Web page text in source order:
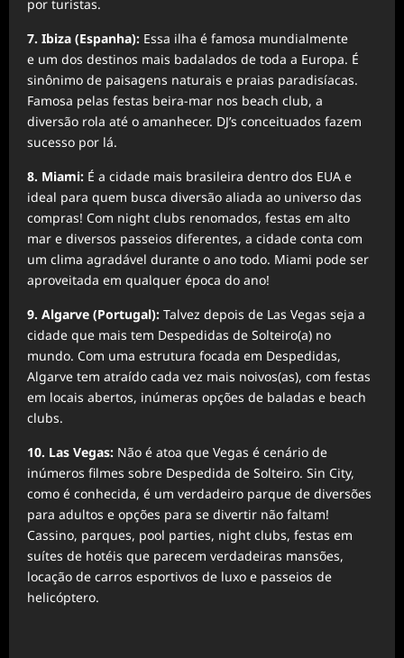
por turistas.
7. Ibiza (Espanha): Essa ilha é famosa mundialmente
e um dos destinos mais badalados de toda a Europa. É
sinônimo de paisagens naturais e praias paradisíacas.
Famosa pelas festas beira-mar nos beach club, a
diversão rola até o amanhecer. DJ’s conceituados fazem
sucesso por lá.
8. Miami: É a cidade mais brasileira dentro dos EUA e
ideal para quem busca diversão aliada ao universo das
compras! Com night clubs renomados, festas em alto
mar e diversos passeios diferentes, a cidade conta com
um clima agradável durante o ano todo. Miami pode ser
aproveitada em qualquer época do ano!
9. Algarve (Portugal): Talvez depois de Las Vegas seja a
cidade que mais tem Despedidas de Solteiro(a) no
mundo. Com uma estrutura focada em Despedidas,
Algarve tem atraído cada vez mais noivos(as), com festas
em locais abertos, inúmeras opções de baladas e beach
clubs.
10. Las Vegas: Não é atoa que Vegas é cenário de
inúmeros filmes sobre Despedida de Solteiro. Sin City,
como é conhecida, é um verdadeiro parque de diversões
para adultos e opções para se divertir não faltam!
Cassino, parques, pool parties, night clubs, festas em
suítes de hotéis que parecem verdadeiras mansões,
locação de carros esportivos de luxo e passeios de
helicóptero.